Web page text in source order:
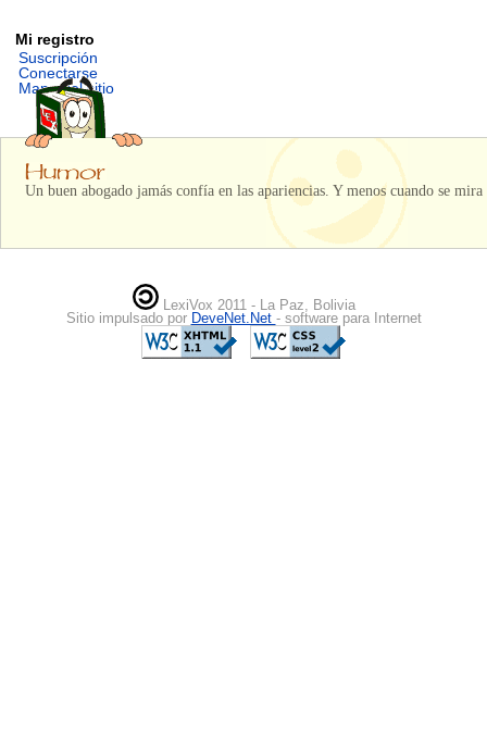
Mi registro
Suscripción
Conectarse
Mapa del sitio
Un buen abogado jamás confía en las apariencias. Y menos cuando se mira
LexiVox 2011 - La Paz, Bolivia
Sitio impulsado por DeveNet.Net - software para Internet